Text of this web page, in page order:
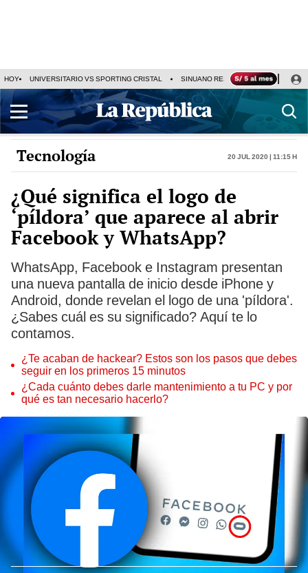
HOY UNIVERSITARIO VS SPORTING CRISTAL SINUANO RESULTADOS HOY
Tecnología 20 Jul 2020 | 11:15 h
¿Qué significa el logo de
‘píldora’ que aparece al abrir
Facebook y WhatsApp?
WhatsApp, Facebook e Instagram presentan
una nueva pantalla de inicio desde iPhone y
Android, donde revelan el logo de una 'píldora'.
¿Sabes cuál es su significado? Aquí te lo
contamos.
¿Te acaban de hackear? Estos son los pasos que debes
seguir en los primeros 15 minutos
¿Cada cuánto debes darle mantenimiento a tu PC y por
qué es tan necesario hacerlo?